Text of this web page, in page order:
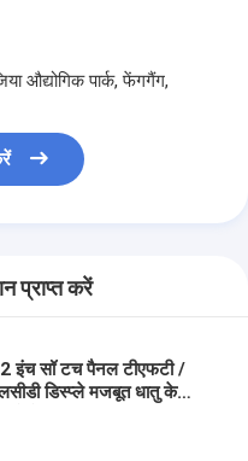
औद्योगिक पार्क, फेंगगैंग,
प्राप्त करें
इंच सॉ टच पैनल टीएफटी /
डिस्प्ले मजबूत धातु के